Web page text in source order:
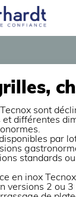
sont
différentes
par
standards
en inox
versions 2 ou 3